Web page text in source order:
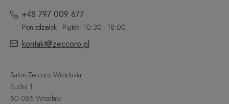
+48 797 009 677
Poniedziałek - Piątek: 10:30 - 18:00
kontakt@zeccoro.pl
Salon Zeccoro Wroclavia
Sucha 1
50-086 Wrocław